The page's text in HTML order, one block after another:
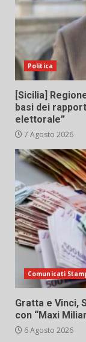
Politica
[Sicilia]
basi dei
elettorale”
7 Agosto 2026
Comunicati
Gratta e Vinci,
con “Maxi
6 Agosto 2026